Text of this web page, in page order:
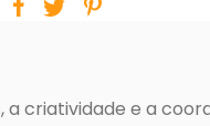
a criatividade e a